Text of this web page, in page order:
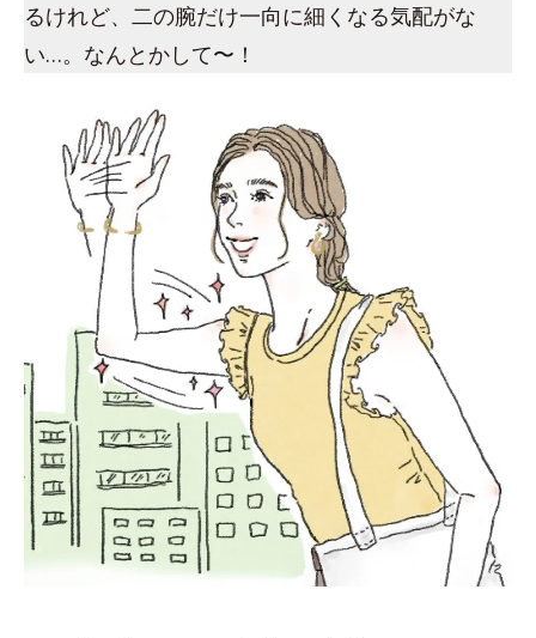
るけれど、二の腕だけ一向に細くなる気配がな
い…。なんとかして〜！